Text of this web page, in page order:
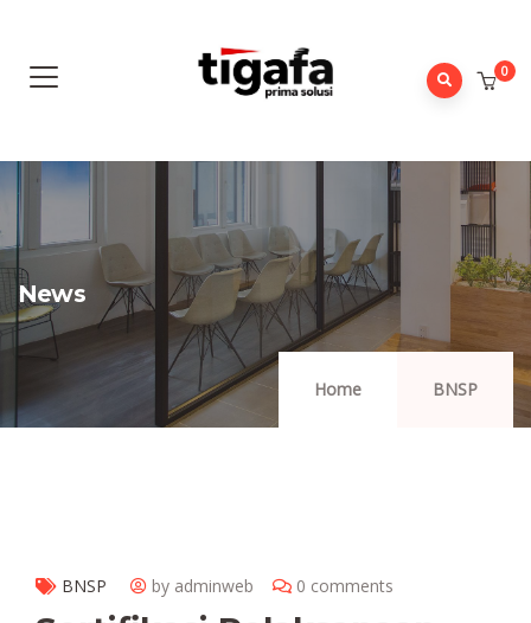
0
News
Home BNSP
BNSP by adminweb 0 comments